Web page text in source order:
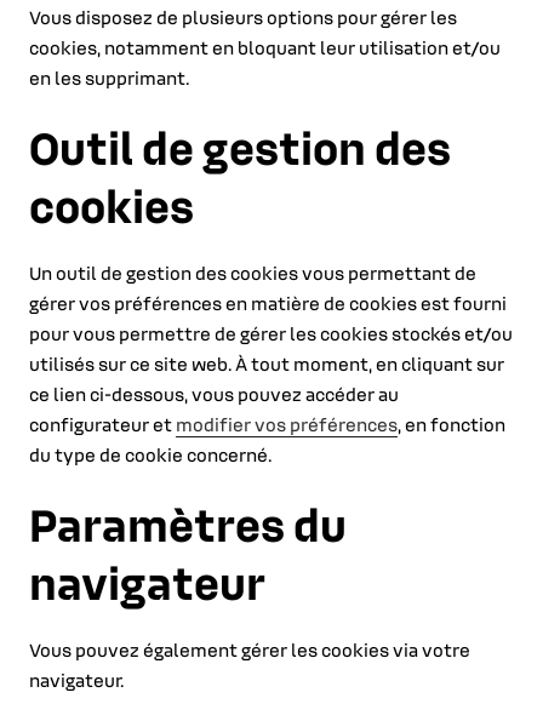
Vous disposez de plusieurs options pour gérer les
cookies, notamment en bloquant leur utilisation et/ou
en les supprimant.
Outil de gestion des
cookies
Un outil de gestion des cookies vous permettant de
gérer vos préférences en matière de cookies est fourni
pour vous permettre de gérer les cookies stockés et/ou
utilisés sur ce site web. À tout moment, en cliquant sur
ce lien ci-dessous, vous pouvez accéder au
configurateur et modifier vos préférences, en fonction
du type de cookie concerné.
Paramètres du
navigateur
Vous pouvez également gérer les cookies via votre
navigateur.